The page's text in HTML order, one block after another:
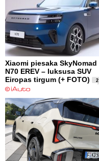
Xiaomi piesaka SkyNomad
N70 EREV – luksusa SUV
Eiropas tirgum (+ FOTO)
2